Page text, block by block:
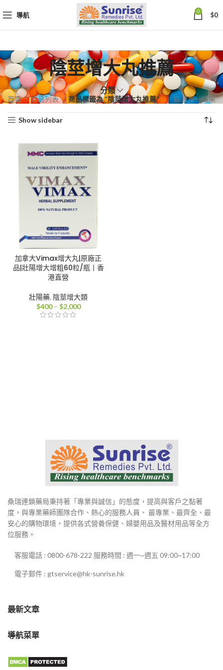
導航 0 $0
陰莖增大丸推薦
分類
首頁 商品列表 商品標籤為 “陰莖增大丸推薦” 顯示單一結果
Show sidebar
加拿大Vimax增大丸|原廠正
品|壯陽增大增粗60粒/瓶丨香
港直營
壯陽藥, 陰莖增大類
$400 – $2,000價
桑瑞連鎖藥局秉持著「專業與誠信」的態度，提高與客戶之黏著
度，與專業藥師團隊合作、熱心的服務人員、 最專業、最齊全、最
安心的購物環境，提供各式營養保健、婦嬰用品及醫材用品等全方
位服務。
客服電話 : 0800-678-222 服務時間 : 週一~週五 09:00~17:00
電子郵件 : gtservice@hk-sunrise.hk
最新文章
導航菜單